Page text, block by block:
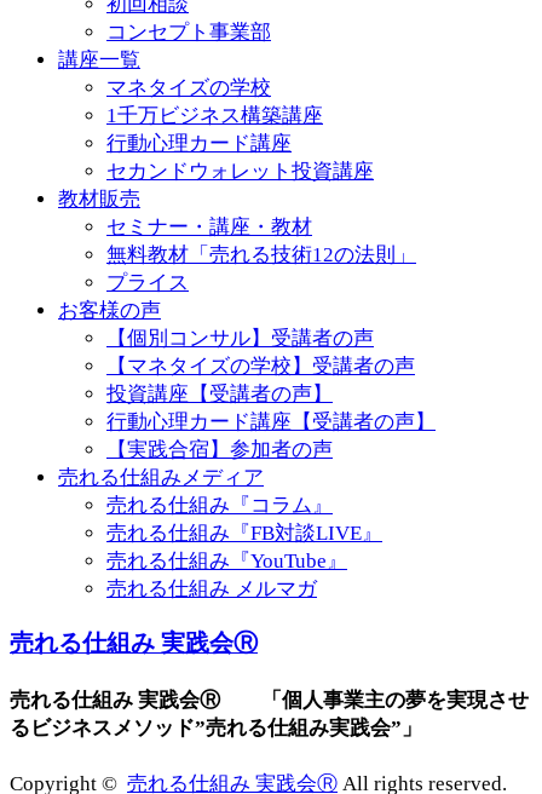
コンセプト事業部
講座一覧
マネタイズの学校
1千万ビジネス構築講座
行動心理カード講座
セカンドウォレット投資講座
教材販売
セミナー・講座・教材
無料教材「売れる技術12の法則」
プライス
お客様の声
【個別コンサル】受講者の声
【マネタイズの学校】受講者の声
投資講座【受講者の声】
行動心理カード講座【受講者の声】
【実践合宿】参加者の声
売れる仕組みメディア
売れる仕組み『コラム』
売れる仕組み『FB対談LIVE』
売れる仕組み『YouTube』
売れる仕組み メルマガ
売れる仕組み 実践会Ⓡ
売れる仕組み 実践会Ⓡ 「個人事業主の夢を実現させ
るビジネスメソッド”売れる仕組み実践会”」
Copyright © 売れる仕組み 実践会Ⓡ All rights reserved.